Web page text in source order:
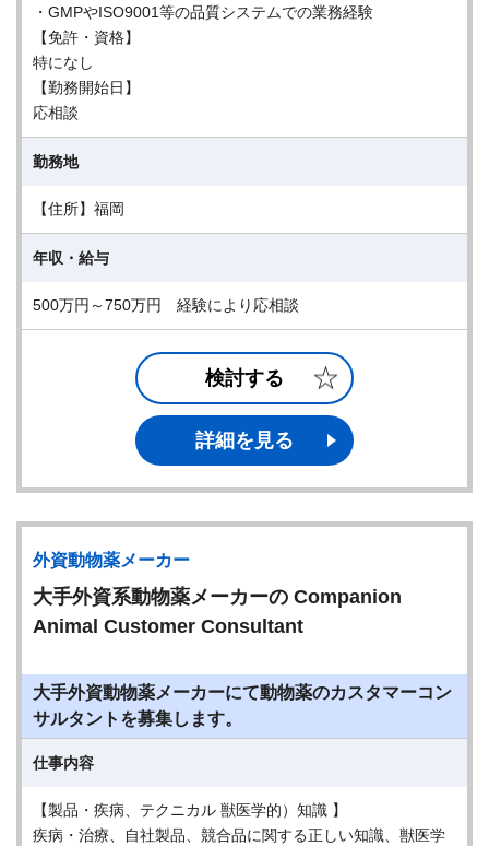
・GMPやISO9001等の品質システムでの業務経験
【免許・資格】
特になし
【勤務開始日】
応相談
勤務地
【住所】福岡
年収・給与
500万円～750万円 経験により応相談
検討する
詳細を見る
外資動物薬メーカー
大手外資系動物薬メーカーの Companion
Animal Customer Consultant
大手外資動物薬メーカーにて動物薬のカスタマーコン
サルタントを募集します。
仕事内容
【製品・疾病、テクニカル 獣医学的）知識 】
疾病・治療、自社製品、競合品に関する正しい知識、獣医学